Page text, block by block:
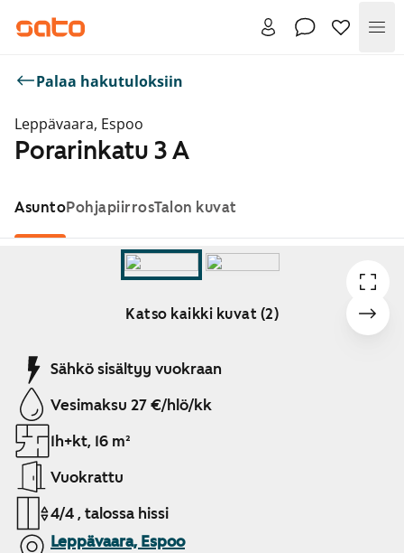
Palaa hakutuloksiin
Leppävaara, Espoo
Porarinkatu 3 A
AsuntoPohjapiirrosTalon kuvat
Katso kaikki kuvat (2)
Näytetään dia 1 / 2
Sähkö sisältyy vuokraan
Vesimaksu 27 €/hlö/kk
1h+kt, 16 m²
Vuokrattu
4/4 , talossa hissi
Leppävaara, Espoo